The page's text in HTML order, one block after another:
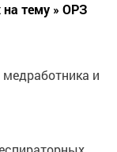
тему » ОРЗ
и